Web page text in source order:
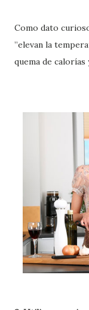
Como dato
”elevan la
quema de calorías